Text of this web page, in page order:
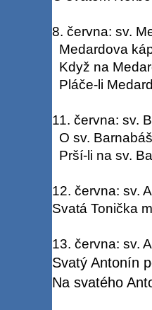
8. června: sv.
Medardova
Když na
Pláče-li
11. června: sv.
O sv.
Prší-li na sv.
12. června: sv.
Svatá Tonička
13. června: sv.
Svatý Antonín
Na svatého